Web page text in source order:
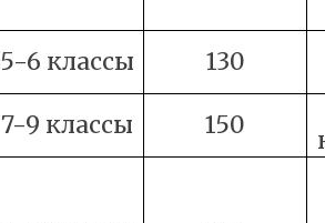
5-6 классы 130
7-9 классы 150